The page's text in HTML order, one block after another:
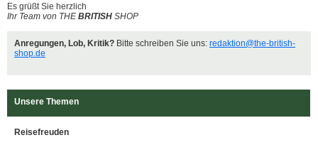
Es grüßt Sie herzlich
Ihr Team von THE BRITISH SHOP
Anregungen, Lob, Kritik? Bitte schreiben Sie uns: redaktion@the-british-
shop.de
Unsere Themen
Reisefreuden